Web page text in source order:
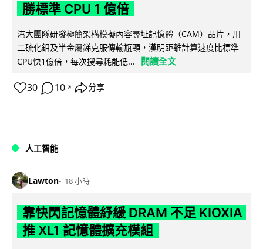
勝標準 CPU 1 億倍
港大團隊研發極簡架構模擬內容尋址記憶體（CAM）晶片，用
二硫化鉬及半金屬銻克服傳輸瓶頸，漢明距離計算速度比標準
CPU快1億倍，每次搜尋耗能低...
閱讀全文
30 10 ↗ 分享
人工智能
Lawton 18 小時
靠快閃記憶體紓緩 DRAM 不足 KIOXIA
推 XL1 記憶體擴充模組